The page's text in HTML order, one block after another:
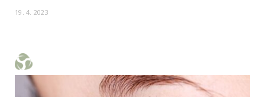
19. 4. 2023